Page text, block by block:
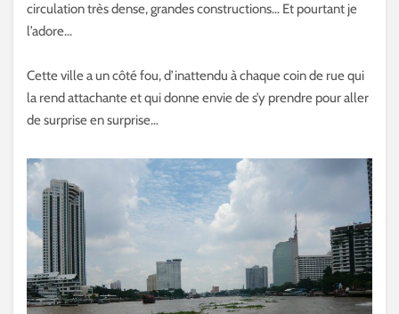
circulation très dense, grandes constructions… Et pourtant je
l’adore…
Cette ville a un côté fou, d’inattendu à chaque coin de rue qui
la rend attachante et qui donne envie de s’y prendre pour aller
de surprise en surprise…